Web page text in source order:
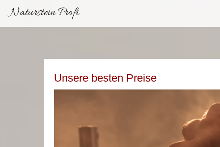
Naturstein Profi
Unsere besten Preise